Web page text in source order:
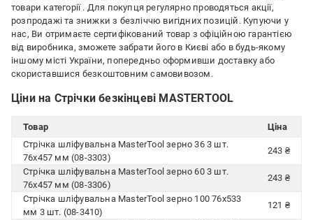
товари категорії . Для покупця регулярно проводяться акції,
розпродажі та знижки з безліччю вигідних позицій. Купуючи у
нас, Ви отримаєте сертифікований товар з офіційною гарантією
від виробника, зможете забрати його в Києві або в будь-якому
іншому місті України, попередньо оформивши доставку або
скориставшися безкоштовним самовивозом.
Ціни на Стрічки безкінцеві MASTERTOOL
Товар
Ціна
Стрічка шліфувальна MasterTool зерно 36 3 шт.
76х457 мм (08-3303)
243 ₴
Стрічка шліфувальна MasterTool зерно 60 3 шт.
76х457 мм (08-3306)
243 ₴
Стрічка шліфувальна MasterTool зерно 100 76х533
мм 3 шт. (08-3410)
121 ₴